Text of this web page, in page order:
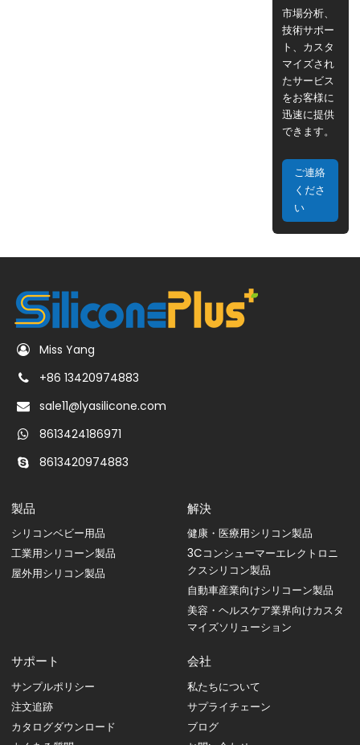
市場分析、
技術サポー
ト、カスタ
マイズされ
たサービス
をお客様に
迅速に提供
できます。
ご連絡
くださ
い
Miss Yang
+86 13420974883
sale11@lyasilicone.com
8613424186971
8613420974883
製品
シリコンベビー用品
工業用シリコーン製品
屋外用シリコン製品
解決
健康・医療用シリコン製品
3Cコンシューマーエレクトロニ
クスシリコン製品
自動車産業向けシリコーン製品
美容・ヘルスケア業界向けカスタ
マイズソリューション
サポート
サンプルポリシー
注文追跡
カタログダウンロード
会社
私たちについて
サプライチェーン
ブログ